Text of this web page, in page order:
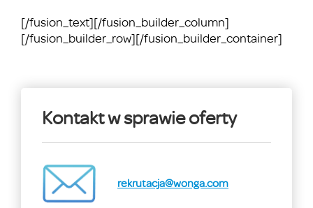
[/fusion_text][/fusion_builder_column]
[/fusion_builder_row][/fusion_builder_container]
Kontakt w sprawie oferty
rekrutacja@wonga.com